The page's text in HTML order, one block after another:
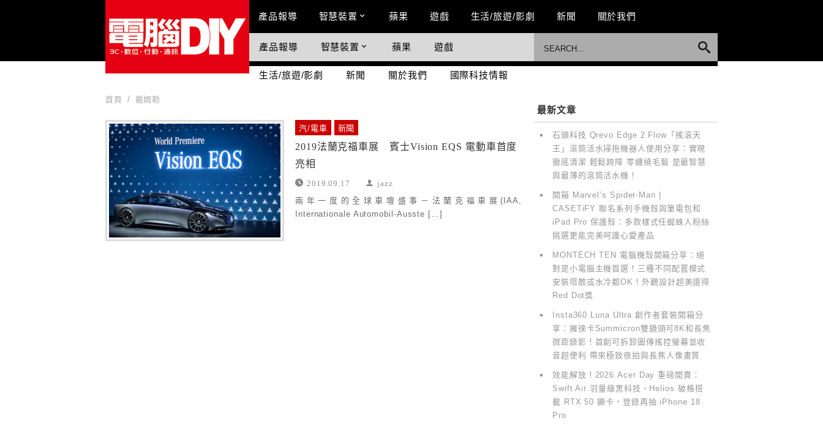
Main Menu
產品報導 智慧裝置 蘋果 遊戲 生活/旅遊/影劇 新聞 關於我們
國際科技情報
產品報導 智慧裝置 蘋果 遊戲
生活/旅遊/影劇 新聞 關於我們 國際科技情報
首頁 戴姆勒
戴姆勒 汽/電車 新聞
2019法蘭克福車展 賓士Vision EQS 電動車首度
亮相
2019.09.17 jazz
兩年一度的全球車壇盛事－法蘭克福車展(IAA,
Internationale Automobil-Ausste […]
最新文章
石頭科技 Qrevo Edge 2 Flow「搖滾天
王」滾筒活水掃拖機器人使用分享：實現
徹底清潔 輕鬆跨障 零纏繞毛髮 是最智慧
與最薄的滾筒活水機！
開箱 Marvel’s Spider-Man |
CASETiFY 聯名系列手機殼與筆電包和
iPad Pro 保護殼：多款樣式任蜘蛛人粉絲
挑選更能完美呵護心愛產品
MONTECH TEN 電腦機殼開箱分享：絕
對是小電腦主機首選！三種不同配置模式
安裝塔散或水冷都OK！外觀設計超美還得
Red Dot獎
Insta360 Luna Ultra 創作者套裝開箱分
享：擁徠卡Summicron雙鏡頭可8K和長焦
微距錄影！首創可拆卸圖傳搖控螢幕並收
音超便利 帶來極致夜拍與長焦人像畫質
效能解放！2026 Acer Day 重磅開賣：
Swift Air 羽量級黑科技、Helios 破格搭
載 RTX 50 顯卡，登錄再抽 iPhone 18
Pro